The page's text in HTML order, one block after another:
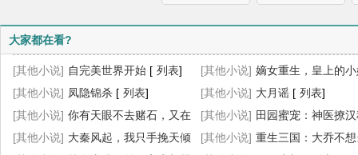
大家都在看?
[其他小说] 自完美世界开始 [ 列表] [其他小说] 嫡女重生，皇上的
杀疯了[ 列表]
[其他小说] 凤隐锦杀 [ 列表] [其他小说] 大月谣 [ 列表]
[其他小说] 你有天眼不去赌石，又在
乱看[ 列表 ]
[其他小说] 田园蜜宠：神医撩
忙[ 列表]
[其他小说] 大秦风起，我只手挽天倾
[其他小说] 重生三国：大乔不